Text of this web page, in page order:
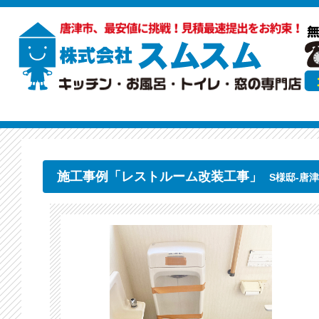
施工事例「レストルーム改装工事」 S様邸-唐